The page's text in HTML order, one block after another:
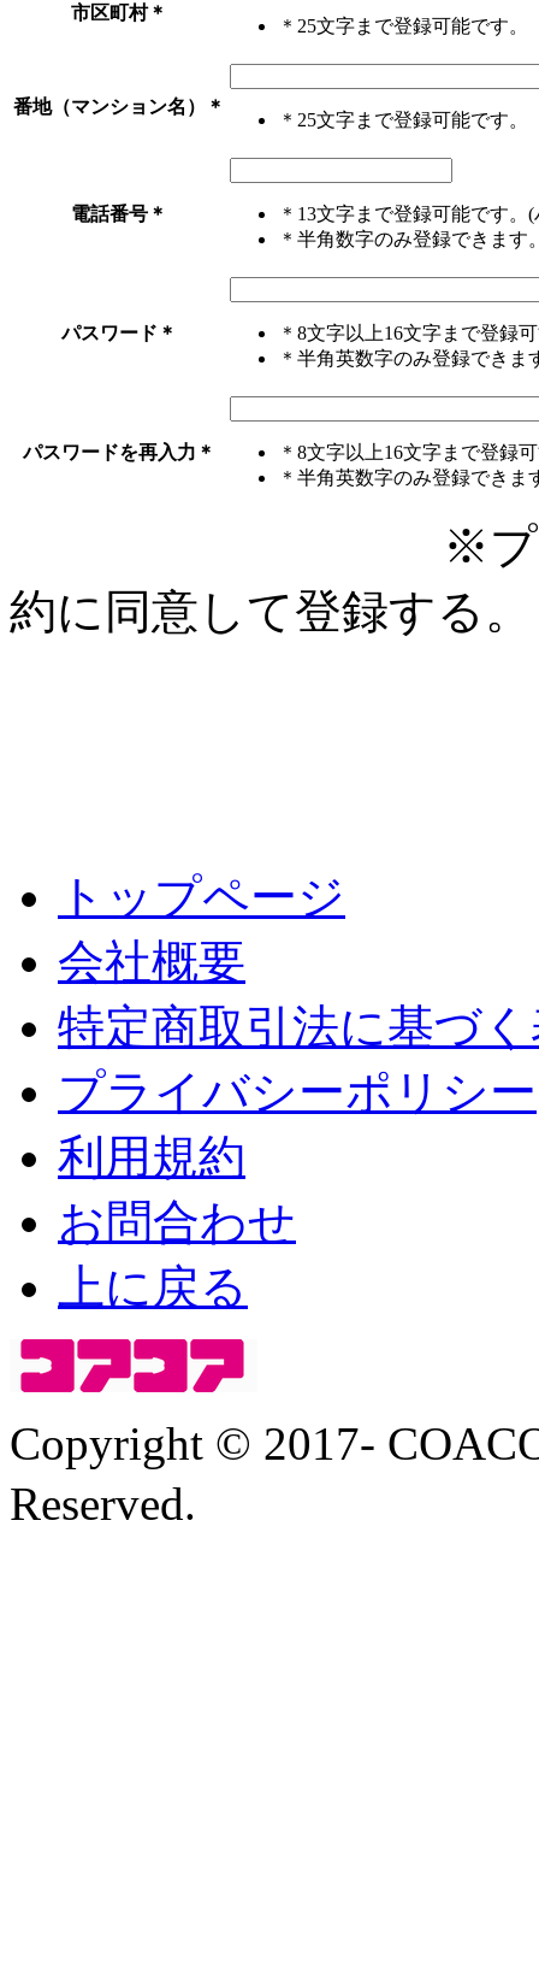
市区町村＊
＊25文字まで登録可能です。
番地（マンション名） ＊
＊25文字まで登録可能です。
電話番号 ＊
＊13文字まで登録可能です。
＊半角数字のみ登録できます
パスワード ＊
＊8文字以上16文字まで登録
＊半角英数字のみ登録できま
パスワードを再入力 ＊
＊8文字以上16文字まで登録
＊半角英数字のみ登録できま
※プ
約に同意して登録する。
トップページ
会社概要
特定商取引法に基づ
プライバシーポリシー
利用規約
お問合わせ
上に戻る
Copyright © 2017-
Reserved.